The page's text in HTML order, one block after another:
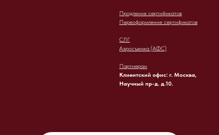
Продление сертификатов
Переоформление сертификатов
СЛГ
Аэросъемка (АФС)
Партнерам
Клиентский офис: г. Москва,
Научный пр-д. д.10.